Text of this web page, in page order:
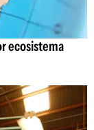
ecosistema